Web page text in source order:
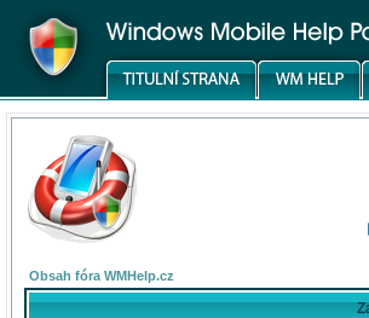
Obsah fóra WMHelp.cz